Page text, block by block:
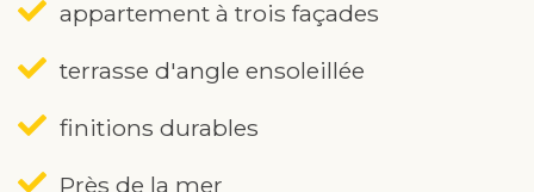
appartement à trois façades
terrasse d'angle ensoleillée
finitions durables
Près de la mer